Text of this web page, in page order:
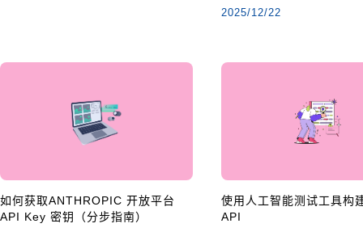
2025/12/22
如何获取ANTHROPIC 开放平台
API Key 密钥（分步指南）
使用人工智能测试工具构
API